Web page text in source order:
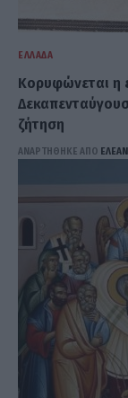
ΕΛΛΆΔΑ
Κορυφώνεται η
ζήτηση
ΑΝΑΡΤΗΘΗΚΕ ΑΠΟ